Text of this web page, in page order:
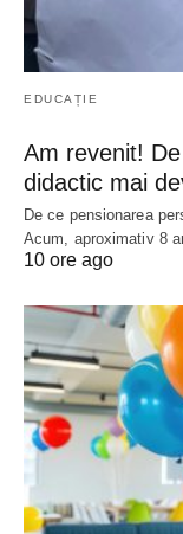
EDUCAȚIE
Am revenit!
didactic mai
De ce pensionarea
Acum, aproximativ 8
10 ore ago